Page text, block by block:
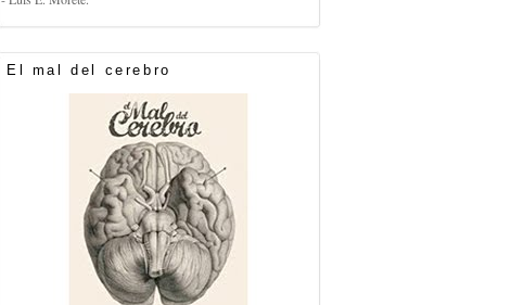
El mal del cerebro